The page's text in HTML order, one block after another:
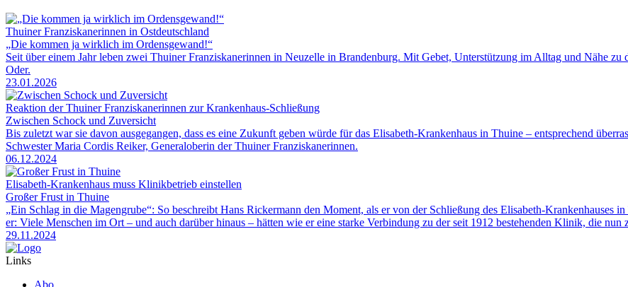
Thuiner Franziskanerinnen in Ostdeutschland
„Die kommen ja wirklich im Ordensgewand!“
Seit über einem Jahr leben zwei Thuiner Franziskanerinnen in Neuzelle in Brandenburg. Mit Gebet, Unterstützung im Alltag und Nähe zu
Oder.
23.01.2026
Reaktion der Thuiner Franziskanerinnen zur Krankenhaus-Schließung
Zwischen Schock und Zuversicht
Bis zuletzt war sie davon ausgegangen, dass es eine Zukunft geben würde für das Elisabeth-Krankenhaus in Thuine – entsprechend
Schwester Maria Cordis Reiker, Generaloberin der Thuiner Franziskanerinnen.
06.12.2024
Elisabeth-Krankenhaus muss Klinikbetrieb einstellen
Großer Frust in Thuine
„Ein Schlag in die Magengrube“: So beschreibt Hans Rickermann den Moment, als er von der Schließung des Elisabeth-Krankenhauses
er: Viele Menschen im Ort – und auch darüber hinaus – hätten wie er eine starke Verbindung zu der seit 1912 bestehenden Klinik, die
29.11.2024
Links